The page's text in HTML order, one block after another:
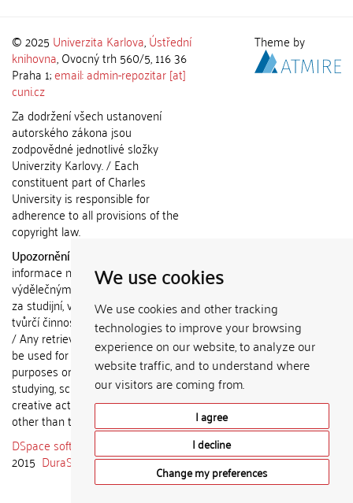
We use cookies
We use cookies and other tracking
technologies to improve your browsing
experience on our website, to analyze our
website traffic, and to understand where
our visitors are coming from.
I agree
I decline
Change my preferences
© 2025 Univerzita Karlova,Ústřední
knihovna, Ovocný trh 560/5, 116 36
Praha 1;email: admin-repozitar [at]
cuni.cz
Za dodržení všech ustanovení
autorského zákona jsou
zodpovědné jednotlivé složky
Univerzity Karlovy. / Each
constituent part of Charles
University is responsible for
adherence to all provisions of the
copyright law.
Upozornění / Notice:
informace nemohou být použity k
výdělečným účelům nebo vydávány
za studijní, vědeckou nebo jinou
tvůrčí činnost jiné osoby než autora.
/ Any retrieved information shall not
be used for any commercial
purposes or claimed as results of
studying, scientific or any other
creative activities of any person
other than the author.
DSpace software
2015 DuraSpace
Theme by